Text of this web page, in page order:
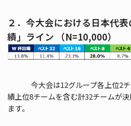
２．今大会における日本代
績」ライン （N=10,000）
今大会は12グループ各上位2
績上位8チームを含む計32チームが
ます。